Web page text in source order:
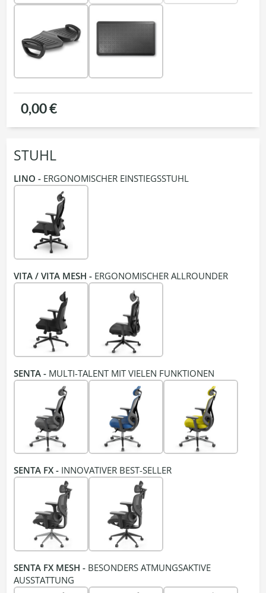
0,00 €
STUHL
LINO - ERGONOMISCHER EINSTIEGSSTUHL
VITA / VITA MESH - ERGONOMISCHER ALLROUNDER
SENTA - MULTI-TALENT MIT VIELEN FUNKTIONEN
SENTA FX - INNOVATIVER BEST-SELLER
SENTA FX MESH - BESONDERS ATMUNGSAKTIVE
AUSSTATTUNG